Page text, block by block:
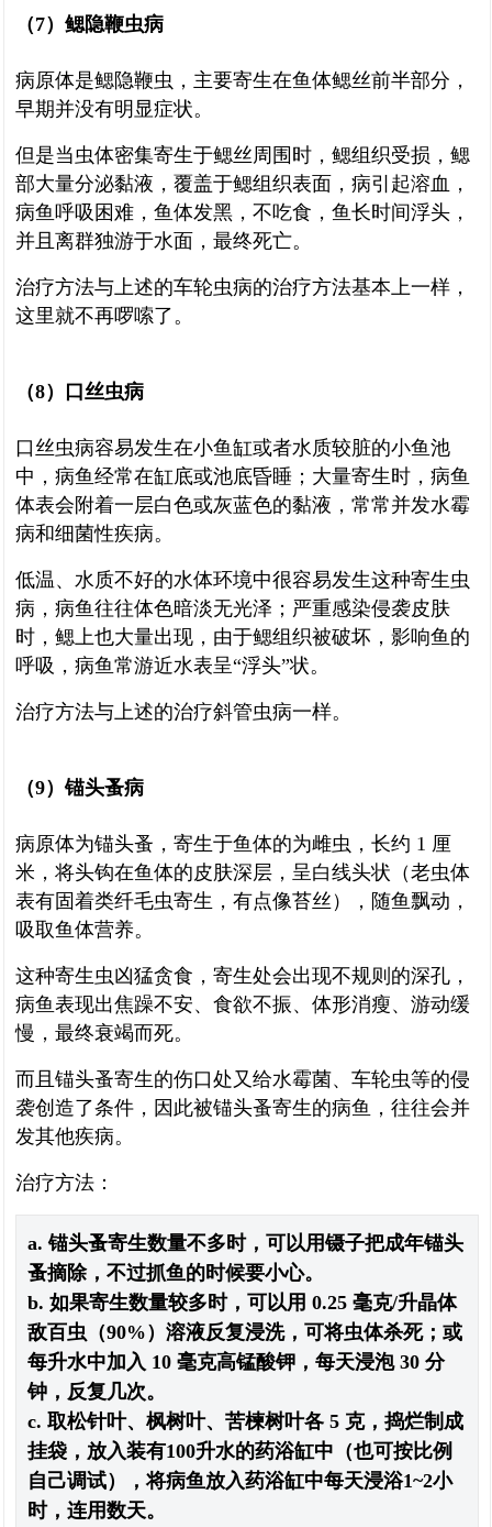
（7）鳃隐鞭虫病
病原体是鳃隐鞭虫，主要寄生在鱼体鳃丝前半部分，
早期并没有明显症状。
但是当虫体密集寄生于鳃丝周围时，鳃组织受损，鳃
部大量分泌黏液，覆盖于鳃组织表面，病引起溶血，
病鱼呼吸困难，鱼体发黑，不吃食，鱼长时间浮头，
并且离群独游于水面，最终死亡。
治疗方法与上述的车轮虫病的治疗方法基本上一样，
这里就不再啰嗦了。
（8）口丝虫病
口丝虫病容易发生在小鱼缸或者水质较脏的小鱼池
中，病鱼经常在缸底或池底昏睡；大量寄生时，病鱼
体表会附着一层白色或灰蓝色的黏液，常常并发水霉
病和细菌性疾病。
低温、水质不好的水体环境中很容易发生这种寄生虫
病，病鱼往往体色暗淡无光泽；严重感染侵袭皮肤
时，鳃上也大量出现，由于鳃组织被破坏，影响鱼的
呼吸，病鱼常游近水表呈“浮头”状。
治疗方法与上述的治疗斜管虫病一样。
（9）锚头蚤病
病原体为锚头蚤，寄生于鱼体的为雌虫，长约 1 厘
米，将头钩在鱼体的皮肤深层，呈白线头状（老虫体
表有固着类纤毛虫寄生，有点像苔丝），随鱼飘动，
吸取鱼体营养。
这种寄生虫凶猛贪食，寄生处会出现不规则的深孔，
病鱼表现出焦躁不安、食欲不振、体形消瘦、游动缓
慢，最终衰竭而死。
而且锚头蚤寄生的伤口处又给水霉菌、车轮虫等的侵
袭创造了条件，因此被锚头蚤寄生的病鱼，往往会并
发其他疾病。
治疗方法：
a. 锚头蚤寄生数量不多时，可以用镊子把成年锚头
蚤摘除，不过抓鱼的时候要小心。
b. 如果寄生数量较多时，可以用 0.25 毫克/升晶体
敌百虫（90%）溶液反复浸洗，可将虫体杀死；或
每升水中加入 10 毫克高锰酸钾，每天浸泡 30 分
钟，反复几次。
c. 取松针叶、枫树叶、苦楝树叶各 5 克，捣烂制成
挂袋，放入装有100升水的药浴缸中（也可按比例
自己调试），将病鱼放入药浴缸中每天浸浴1~2小
时，连用数天。